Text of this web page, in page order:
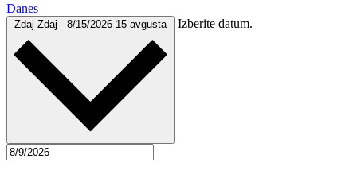
Danes
Zdaj Zdaj - 8/15/2026 15 avgusta Izberite datum.